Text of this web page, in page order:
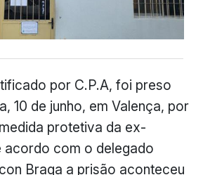
por C.P.A, foi preso
10 de junho, em Valença, por
protetiva da ex-
acordo com o delegado
Braga a prisão aconteceu